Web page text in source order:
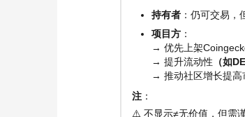
持有者 ：仍可交易，
项目方 ：
→ 优先上架
→ 提升流动性 （如
→ 推动社区增长提高
注 ：
⚠️ 不显示≠无价值，但需